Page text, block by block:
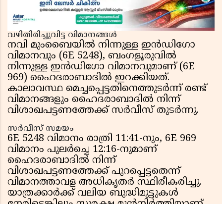
വഴിതിരിച്ചുവിട്ട വിമാനങ്ങൾ
നവി മുംബൈയിൽ നിന്നുള്ള ഇൻഡിഗോ
വിമാനവും (6E 5248), ബംഗളൂരുവിൽ
നിന്നുള്ള ഇൻഡിഗോ വിമാനവുമാണ് (6E
969) ഹൈദരാബാദിൽ ഇറക്കിയത്.
കാലാവസ്ഥ മെച്ചപ്പെട്ടതിനെത്തുടർന്ന് രണ്ട്
വിമാനങ്ങളും ഹൈദരാബാദിൽ നിന്ന്
വിശാഖപട്ടണത്തേക്ക് സർവീസ് തുടർന്നു.
സർവീസ് സമയം
6E 5248 വിമാനം രാത്രി 11:41-നും, 6E 969
വിമാനം പുലർച്ചെ 12:16-നുമാണ്
ഹൈദരാബാദിൽ നിന്ന്
വിശാഖപട്ടണത്തേക്ക് പുറപ്പെട്ടതെന്ന്
വിമാനത്താവള അധികൃതർ സ്ഥിരീകരിച്ചു.
യാത്രക്കാർക്ക് വലിയ ബുദ്ധിമുട്ടുകൾ